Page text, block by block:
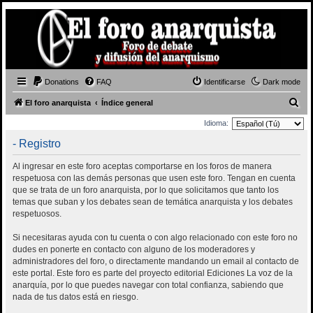
Dark mode
Donations FAQ Identificarse
El foro anarquista Índice general
u
Idioma:
- Registro
Al ingresar en este foro aceptas comportarse en los foros de manera
respetuosa con las demás personas que usen este foro. Tengan en cuenta
que se trata de un foro anarquista, por lo que solicitamos que tanto los
temas que suban y los debates sean de temática anarquista y los debates
respetuosos.
Si necesitaras ayuda con tu cuenta o con algo relacionado con este foro no
dudes en ponerte en contacto con alguno de los moderadores y
administradores del foro, o directamente mandando un email al contacto de
este portal. Este foro es parte del proyecto editorial Ediciones La voz de la
anarquía, por lo que puedes navegar con total confianza, sabiendo que
nada de tus datos está en riesgo.